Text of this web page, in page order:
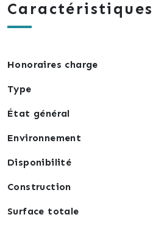
Caractéristiques
Honoraires charge
Type
État général
Environnement
Disponibilité
Construction
Surface totale